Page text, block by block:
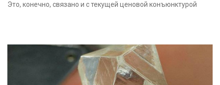
Это, конечно, связано и с текущей ценовой конъюнктурой